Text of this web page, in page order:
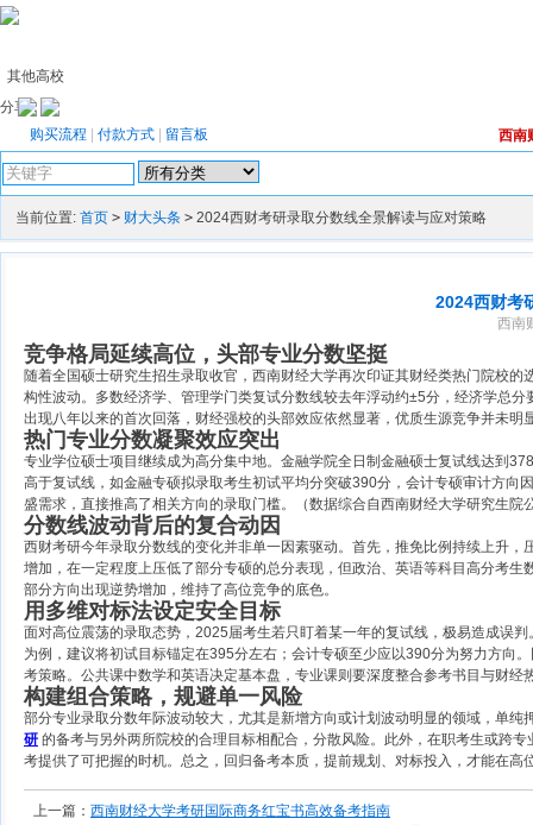
其他高校
购买流程 付款方式 留言板
分享：
西南
当前位置: 首页 > 财大头条 > 2024西财考研录取分数线全景解读与应对策略
2024西财考
西南
竞争格局延续高位，头部专业分数坚挺
随着全国硕士研究生招生录取收官，西南财经大学再次印证其财经类热门院校
构性波动。多数经济学、管理学门类复试分数线较去年浮动约±5分，经济学总
出现八年以来的首次回落，财经强校的头部效应依然显著，优质生源竞争并未明
热门专业分数凝聚效应突出
专业学位硕士项目继续成为高分集中地。金融学院全日制金融硕士复试线达到
高于复试线，如金融专硕拟录取考生初试平均分突破390分，会计专硕审计方
盛需求，直接推高了相关方向的录取门槛。（数据综合自西南财经大学研究生院
分数线波动背后的复合动因
西财考研今年录取分数线的变化并非单一因素驱动。首先，推免比例持续上升
增加，在一定程度上压低了部分专硕的总分表现，但政治、英语等科目高分考
部分方向出现逆势增加，维持了高位竞争的底色。
用多维对标法设定安全目标
面对高位震荡的录取态势，2025届考生若只盯着某一年的复试线，极易造成误
为例，建议将初试目标锚定在395分左右；会计专硕至少应以390分为努力方向
考策略。公共课中数学和英语决定基本盘，专业课则要深度整合参考书目与财
构建组合策略，规避单一风险
部分专业录取分数年际波动较大，尤其是新增方向或计划波动明显的领域，单
研 的备考与另外两所院校的合理目标相配合，分散风险。此外，在职考生或跨
考提供了可把握的时机。总之，回归备考本质，提前规划、对标投入，才能在高
上一篇： 西南财经大学考研国际商务红宝书高效备考指南